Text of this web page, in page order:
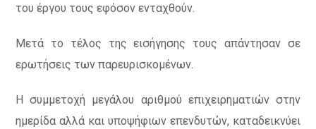
του έργου τους εφόσον ενταχθούν.
Μετά το τέλος της εισήγησης τους απάντησαν σε
ερωτήσεις των παρευρισκομένων.
Η συμμετοχή μεγάλου αριθμού επιχειρηματιών στην
ημερίδα αλλά και υποψήφιων επενδυτών, καταδεικνύει